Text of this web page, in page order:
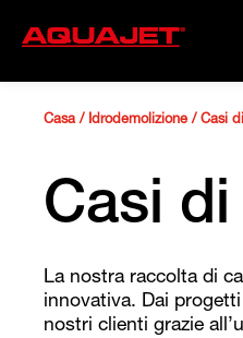
Casa/ Idrodemolizione / Casi
Casi
La nostra raccolta di
innovativa. Dai
nostri clienti grazie